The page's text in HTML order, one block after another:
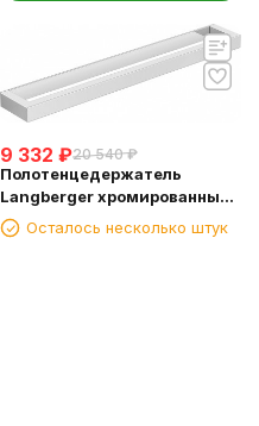
9 332 ₽20 540 ₽
Полотенцедержатель
Langberger хромированный
к стене одинарный 45 см
30001D
Осталось несколько штук